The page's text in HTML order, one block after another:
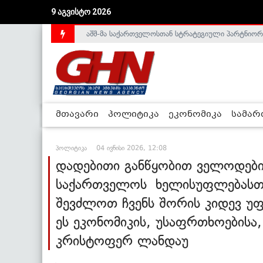
9 აგვისტო 2026
საქართველოს დე-ფაქტო მთავრობა
აშშ-მა საქართველოსთან სტრატეგიული
მთავარი პოლიტიკა ეკონომიკა
პოლიტიკა 04 ივნისი 2026, 12:08
დადებითი განწყობით
საქართველოს
შევძლოთ ჩვენს შორის კიდევ
ეს ეკონომიკის,
კრისტოფერ ლანდაუ